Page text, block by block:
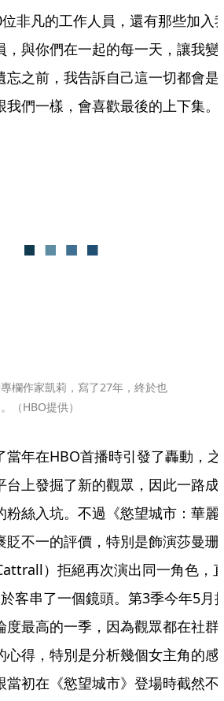
非凡的工作人員，還有那些加入
，與你們在一起的每一天，讓我變
忘之前，我告訴自己這一切都會是
我們一樣，會喜歡最後的上下集。
欄作家凱莉，寫了27年，終於也
（HBO提供）
當年在HBO首播時引發了轟動，之
台上發掘了新的觀眾，因此一路成
粉絲入坑。不過《慾望城市：華麗
貶不一的評價，特別是飾演莎曼珊
）拒絕再次演出同一角色，
客串了一個鏡頭。第3季今年5月
度最高的一季，因為觀眾都在社群
心得，特別是分析幾個女主角的感
當初在《慾望城市》登場時截然不